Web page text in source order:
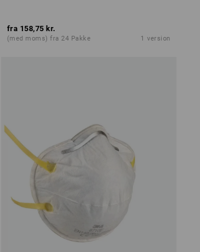
fra 158,75 kr.
(med moms) fra 24 Pakke 1 version